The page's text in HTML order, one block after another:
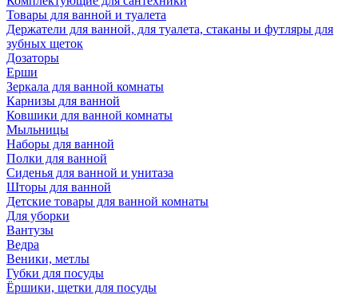
Товары для ванной и туалета
Держатели для ванной, для туалета, стаканы и футляры для
зубных щеток
Дозаторы
Ерши
Зеркала для ванной комнаты
Карнизы для ванной
Ковшики для ванной комнаты
Мыльницы
Наборы для ванной
Полки для ванной
Сиденья для ванной и унитаза
Шторы для ванной
Детские товары для ванной комнаты
Для уборки
Вантузы
Ведра
Веники, метлы
Губки для посуды
Ёршики, щетки для посуды